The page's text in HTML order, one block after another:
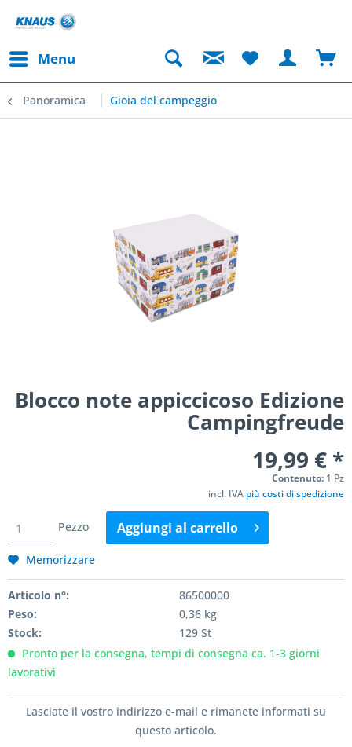
Menu
Panoramica Gioia del campeggio
Blocco note appiccicoso Edizione
Campingfreude
19,99 € *
Contenuto: 1 Pz
incl. IVA più costi di spedizione
Pezzo Aggiungi al carrello
Memorizzare
Articolo n°:
86500000
Peso:
0,36 kg
Stock:
129 St
Pronto per la consegna, tempi di consegna ca. 1-3 giorni
lavorativi
Lasciate il vostro indirizzo e-mail e rimanete informati su
questo articolo.